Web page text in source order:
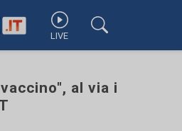
LIVE
al via i